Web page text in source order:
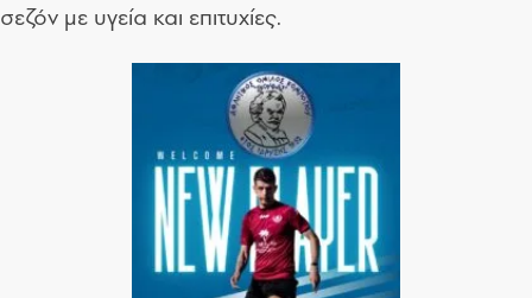
σεζόν με υγεία και επιτυχίες.